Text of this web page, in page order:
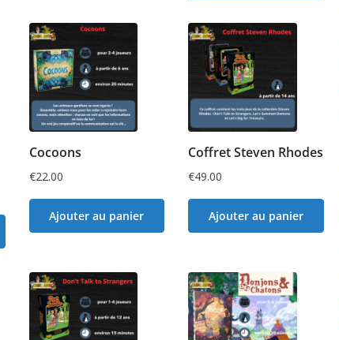
Cocoons
€22.00
Ajouter au panier
Coffret Steven Rhodes
€49.00
Ajouter au panier